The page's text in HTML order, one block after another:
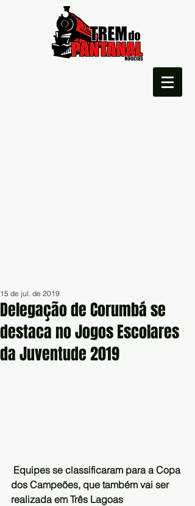
Delegação de Corumbá se
destaca no Jogos Escolares
da Juventude 2019
15 de jul. de 2019
Equipes se classificaram para a Copa
dos Campeões, que também vai ser
realizada em Três Lagoas